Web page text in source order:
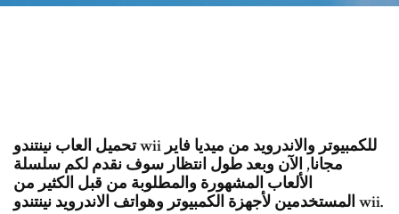
تحميل العاب نينتندو wii للكمبيوتر والاندرويد من ميديا فاير
مجانا, الآن وبعد طول انتظار سوف نقدم لكم سلسلة
الألعاب المشهورة والمطلوبة من قبل الكثير من
المستخدمين لأجهزة الكمبيوتر وهواتف الاندرويد نينتندو wii.